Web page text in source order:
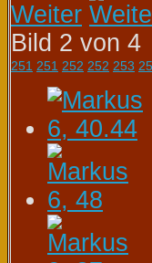
Weiter
Bild 2 von 4
251 251 252 252 253